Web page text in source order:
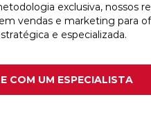
exclusiva, nossos
vendas e marketing para
e especializada.
COM UM ESPECIALISTA